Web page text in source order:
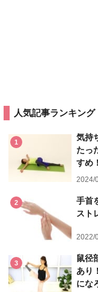
人気記事ランキング
1
気持
たっ
すめ！
2024/
2
手首
スト
2022/
3
鼠径
あり
にな